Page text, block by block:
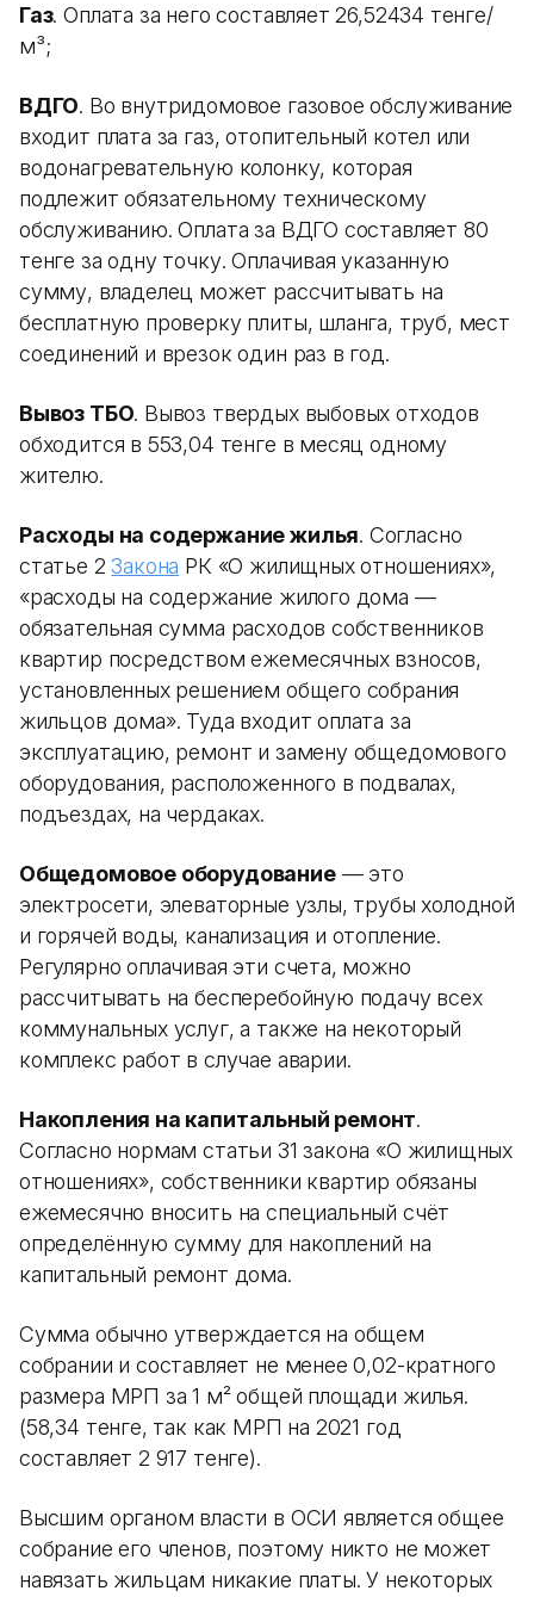
Газ. Оплата за него составляет 26,52434 тенге/
м³;
ВДГО. Во внутридомовое газовое обслуживание
входит плата за газ, отопительный котел или
водонагревательную колонку, которая
подлежит обязательному техническому
обслуживанию. Оплата за ВДГО составляет 80
тенге за одну точку. Оплачивая указанную
сумму, владелец может рассчитывать на
бесплатную проверку плиты, шланга, труб, мест
соединений и врезок один раз в год.
Вывоз ТБО. Вывоз твердых выбовых отходов
обходится в 553,04 тенге в месяц одному
жителю.
Расходы на содержание жилья. Согласно
статье 2 Закона РК «О жилищных отношениях»,
«расходы на содержание жилого дома —
обязательная сумма расходов собственников
квартир посредством ежемесячных взносов,
установленных решением общего собрания
жильцов дома». Туда входит оплата за
эксплуатацию, ремонт и замену общедомового
оборудования, расположенного в подвалах,
подъездах, на чердаках.
Общедомовое оборудование— это
электросети, элеваторные узлы, трубы холодной
и горячей воды, канализация и отопление.
Регулярно оплачивая эти счета, можно
рассчитывать на бесперебойную подачу всех
коммунальных услуг, а также на некоторый
комплекс работ в случае аварии.
Накопления на капитальный ремонт.
Согласно нормам статьи 31 закона «О жилищных
отношениях», собственники квартир обязаны
ежемесячно вносить на специальный счёт
определённую сумму для накоплений на
капитальный ремонт дома.
Сумма обычно утверждается на общем
собрании и составляет не менее 0,02-кратного
размера МРП за 1 м² общей площади жилья.
(58,34 тенге, так как МРП на 2021 год
составляет 2 917 тенге).
Высшим органом власти в ОСИ является общее
собрание его членов, поэтому никто не может
навязать жильцам никакие платы. У некоторых